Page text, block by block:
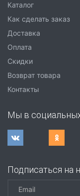
Каталог
Как сделать заказ
Доставка
Оплата
Скидки
Возврат товара
Контакты
Мы в
Подписаться на